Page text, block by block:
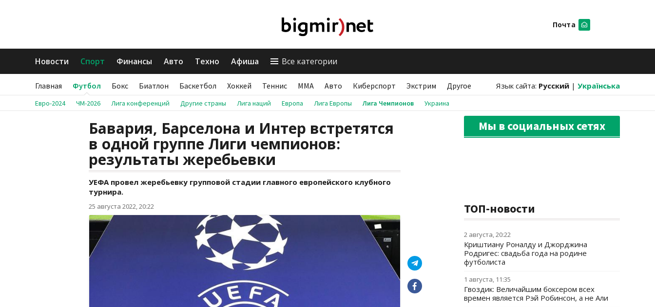
Почта
Новости Спорт Финансы Авто Техно Афиша Все категории
Главная Футбол Бокс Биатлон Баскетбол Хоккей Теннис ММА Авто Киберспорт Экстрим Другое Язык сайта: Русский | Українська
Евро-2024 ЧМ-2026 Лига конференций Другие страны Лига наций Европа Лига Европы Лига Чемпионов Украина
Бавария, Барселона и Интер встретятся
в одной группе Лиги чемпионов:
результаты жеребьевки
УЕФА провел жеребьевку групповой стадии главного европейского клубного
турнира.
25 августа 2022, 20:22
Мы в социальных сетях
ТОП-новости
2 августа, 20:22
Криштиану Роналду и Джорджина
Родригес: свадьба года на родине
футболиста
1 августа, 11:35
Гвоздик: Величайшим боксером всех
времен является Рэй Робинсон, а не Али